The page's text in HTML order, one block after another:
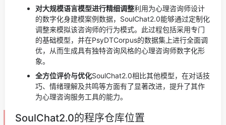
对大规模语言模型进行精细调整利用为心理咨询师设计
的数字化身建模案例数据，SoulChat2.0能够通过定制化
调整来模拟该咨询师的行为模式。此过程包括采用专门
的基础模型，并在PsyDTCorpus的数据集上进行全面调
优，从而生成具有独特咨询风格的心理咨询师数字化形
象。
全方位评价与优化SoulChat2.0相比其他模型，在对话技
巧、情绪理解及共鸣等方面有了显著改进，提升了其作
为心理咨询服务工具的能力。
SoulChat2.0的程序仓库位置